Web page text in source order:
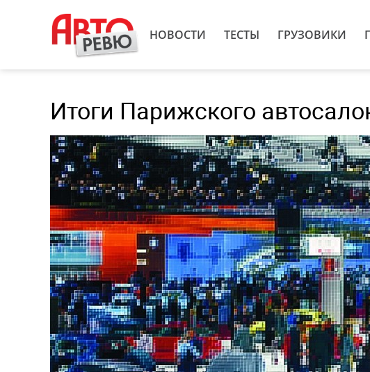
НОВОСТИ ТЕСТЫ ГРУЗОВИКИ
Итоги Парижского